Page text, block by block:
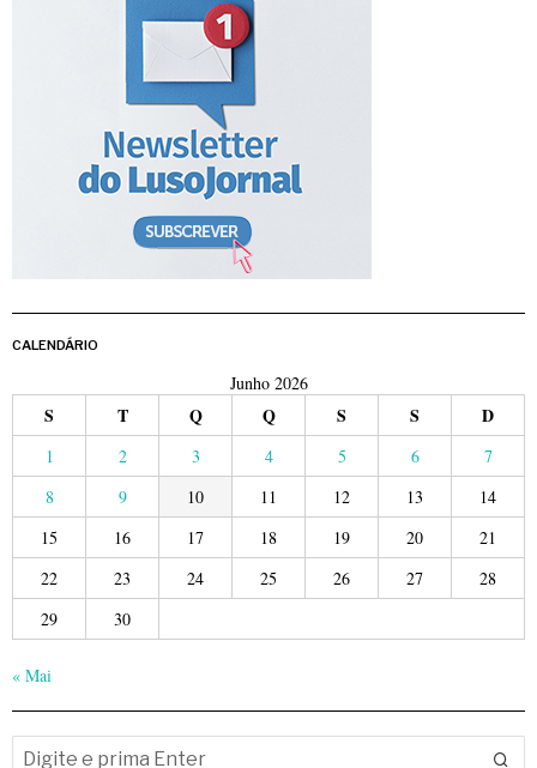
CALENDÁRIO
Junho 2026
S T Q Q S S D
1 2 3 4 5 6
7
8
9 10 11 12 13
14
15
16 17 18 19 20
21
22
23 24 25 26 27
28
29
30
« Mai